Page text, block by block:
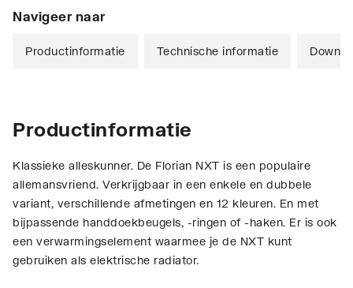
Navigeer naar
Productinformatie Technische informatie
Productinformatie
Klassieke alleskunner. De Florian NXT is een populaire
allemansvriend. Verkrijgbaar in een enkele en dubbele
variant, verschillende afmetingen en 12 kleuren. En met
bijpassende handdoekbeugels, -ringen of -haken. Er is ook
een verwarmingselement waarmee je de NXT kunt
gebruiken als elektrische radiator.